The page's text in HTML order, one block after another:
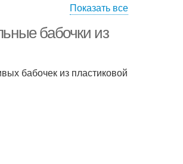
Показать все
бабочки из
бабочек из пластиковой